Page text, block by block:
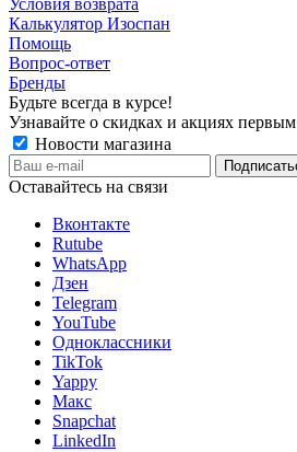
Условия возврата
Калькулятор Изоспан
Помощь
Вопрос-ответ
Бренды
Будьте всегда в курсе!
Узнавайте о скидках и акциях первым
Новости магазина
Оставайтесь на связи
Вконтакте
Rutube
WhatsApp
Дзен
Telegram
YouTube
Одноклассники
TikTok
Yappy
Макс
Snapchat
LinkedIn